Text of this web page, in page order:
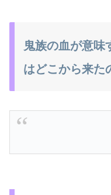
鬼族の血が意
はどこから来た